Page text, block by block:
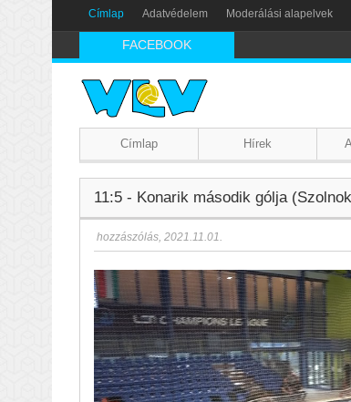
Címlap Adatvédelem Moderálási alapelvek
FACEBOOK
Címlap Hírek
11:5 - Konarik második gólja
hozzászólás, 2021.11.01.